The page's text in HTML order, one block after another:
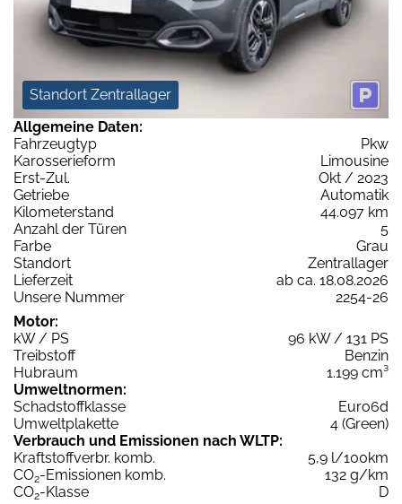
Standort Zentrallager
Allgemeine Daten:
Fahrzeugtyp
Pkw
Karosserieform
Limousine
Erst-Zul.
Okt / 2023
Getriebe
Automatik
Kilometerstand
44.097 km
Anzahl der Türen
5
Farbe
Grau
Standort
Zentrallager
Lieferzeit
ab ca. 18.08.2026
Unsere Nummer
2254-26
Motor:
kW / PS
96 kW / 131 PS
Treibstoff
Benzin
Hubraum
1.199 cm³
Umweltnormen:
Schadstoffklasse
Euro6d
Umweltplakette
4 (Green)
Verbrauch und Emissionen nach WLTP:
Kraftstoffverbr. komb.
5,9 l/100km
CO2-Emissionen komb.
132 g/km
CO2-Klasse
D